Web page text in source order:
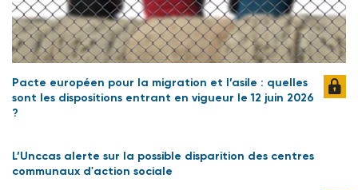
Pacte européen pour la migration et l’asile : quelles
sont les dispositions entrant en vigueur le 12 juin 2026
?
L’Unccas alerte sur la possible disparition des centres
communaux d'action sociale